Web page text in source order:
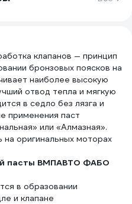
клапанов — принцип
бронзовых поясков на
наиболее высокую
отвод тепла и мягкую
в седло без лязга и
применения паст
или «Алмазная».
оригинальных моторах
пасты ВМПАВТО ФАБО
в образовании
и клапане